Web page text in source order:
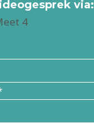
via: